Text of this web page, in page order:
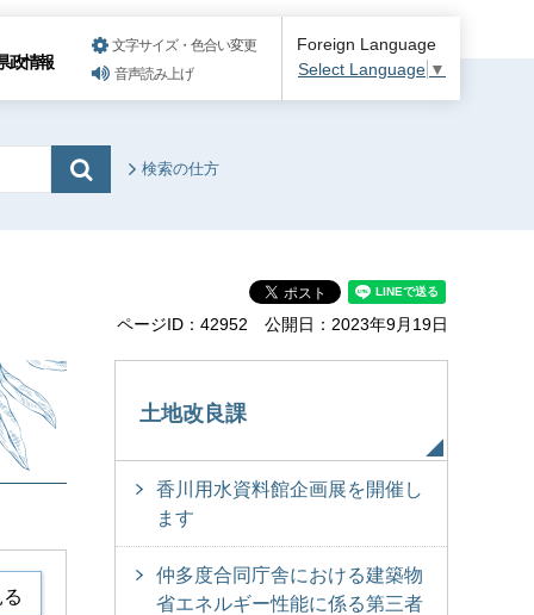
政情報
文字サイズ・色合い変更
音声読み上げ
Foreign Language
Select Language ▼
検索の仕方
ページID：42952 公開日：2023年9月19日
土地改良課
香川用水資料館企画展を開催し
ます
仲多度合同庁舎における建築物
省エネルギー性能に係る第三者